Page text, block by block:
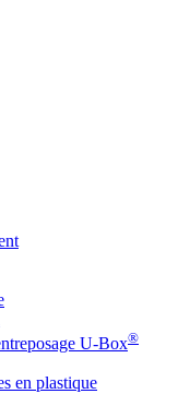
U-Box®
en plastique